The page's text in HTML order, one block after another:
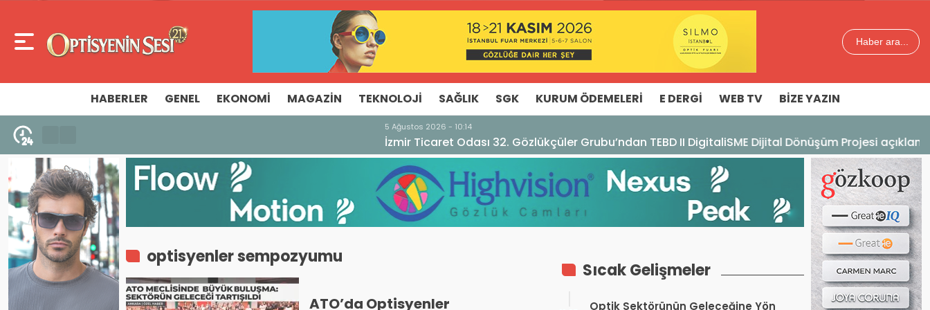
Haber ara...
HABERLER GENEL EKONOMI MAGAZIN TEKNOLOJI SAĞLIK SGK KURUM ÖDEMELERI E DERGI WEB TV BIZE YAZIN
İzmir Ticaret Odası 32. Gözlükçüler Grubu’ndan TEBD II DigitaliSME Dijital Dönüşüm Projesi açıklaması
optisyenler sempozyumu
ATO’da Optisyenler
Sıcak Gelişmeler
Optik Sektörünün Geleceğine Yön